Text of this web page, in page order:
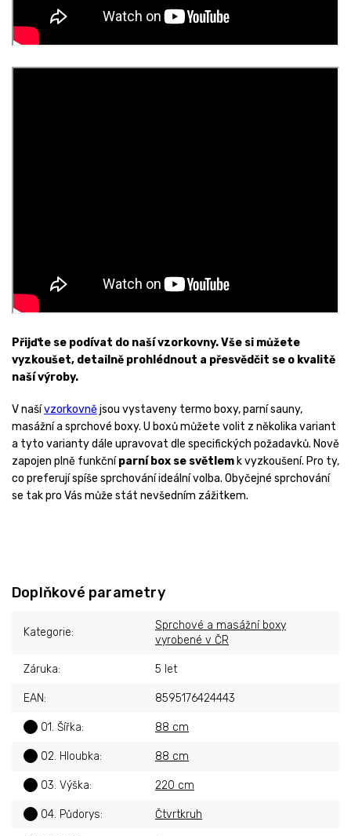
Přijďte se podívat do naší vzorkovny. Vše si můžete
vyzkoušet, detailně prohlédnout a přesvědčit se o kvalitě
naší výroby.
V našívzorkovnějsou vystaveny termo boxy, parní sauny,
masážní a sprchové boxy. U boxů můžete volit z několika variant
a tyto varianty dále upravovat dle specifických požadavků. Nově
zapojen plně funkčníparní box se světlem k vyzkoušení. Pro ty,
co preferují spíše sprchování ideální volba. Obyčejné sprchování
se tak pro Vás může stát nevšedním zážitkem.
Doplňkové parametry
Kategorie:
Sprchové a masážní boxy
vyrobené v ČR
Záruka: 5 let
EAN: 8595176424443
01. Šířka: 88 cm
02. Hloubka: 88 cm
03. Výška: 220 cm
04. Půdorys: Čtvrtkruh